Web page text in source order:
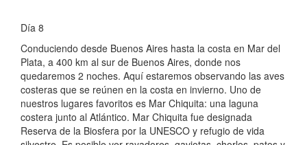
Día 8
Conduciendo desde Buenos Aires hasta la costa en Mar del
Plata, a 400 km al sur de Buenos Aires, donde nos
quedaremos 2 noches. Aquí estaremos observando las aves
costeras que se reúnen en la costa en invierno. Uno de
nuestros lugares favoritos es Mar Chiquita: una laguna
costera junto al Atlántico. Mar Chiquita fue designada
Reserva de la Biosfera por la UNESCO y refugio de vida